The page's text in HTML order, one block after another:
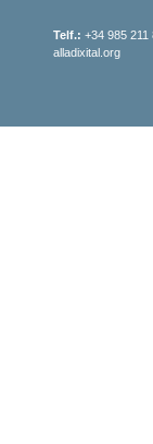
Telf.: +34 985 211
alladixital.org